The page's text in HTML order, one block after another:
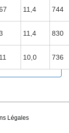
11,4 744
11,4 830
11 10,0 736
Légales